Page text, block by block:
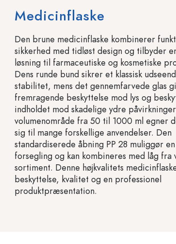
Medicinflaske
Den brune medicinflaske kombinerer
sikkerhed med tidløst design og tilbyder
løsning til farmaceutiske og kosmetiske
Dens runde bund sikrer et klassisk
stabilitet, mens det gennemfarvede glas
fremragende beskyttelse mod lys og
indholdet mod skadelige ydre
volumenområde fra 50 til 1000 ml egner
sig til mange forskellige anvendelser. Den
standardiserede åbning PP 28 muliggør
forsegling og kan kombineres med låg fra
sortiment. Denne højkvalitets
beskyttelse, kvalitet og en professionel
produktpræsentation.